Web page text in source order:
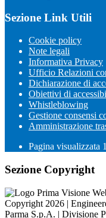
Sezione Link Utili
Cookie policy
Note legali
Informativa Privacy
Ufficio Relazioni
Dichiarazione di
Obiettivi di
Whistleblowing
Gestione consensi
Amministrazione
Pagina visualizzata
Sezione Copyright
Copyright 2026 |
Parma S.p.A. | Divisione